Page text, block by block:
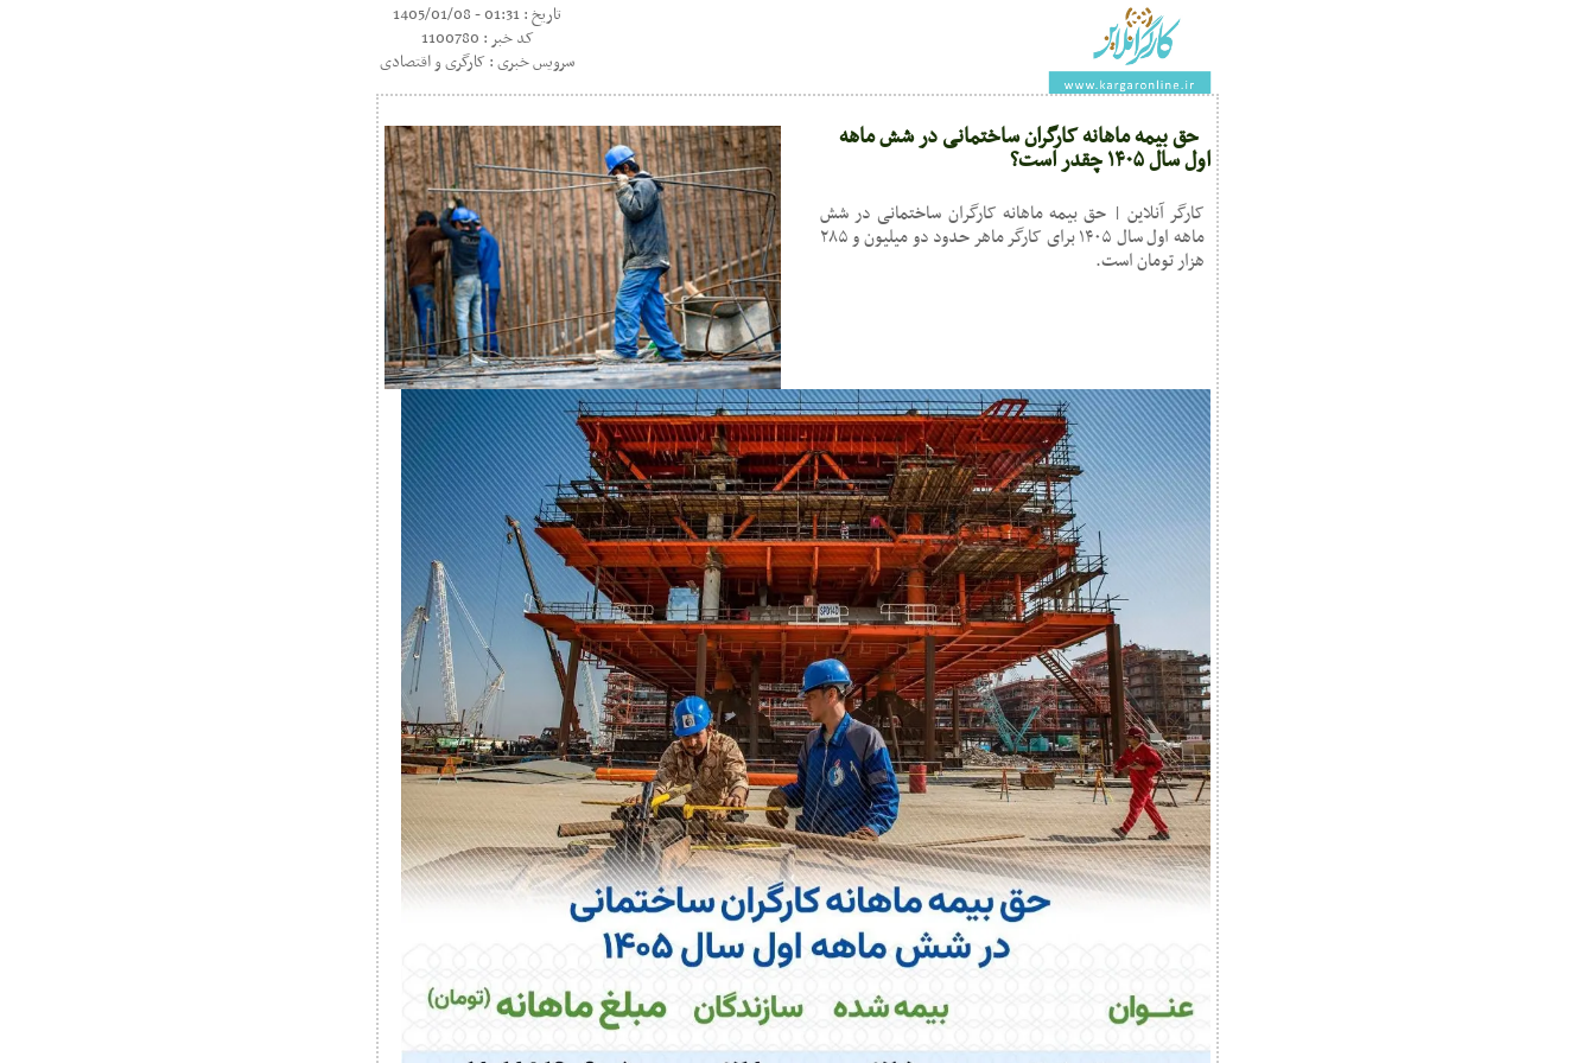
تاریخ : 01:31 - 1405/01/08
کد خبر : 1100780
سرویس خبری : کارگری و اقتصادی
حق بیمه ماهانه کارگران ساختمانی در شش ماهه
اول سال ۱۴۰۵ چقدر است؟
کارگر آنلاین | حق بیمه ماهانه کارگران ساختمانی در شش
ماهه اول سال ۱۴۰۵ برای کارگر ماهر حدود دو میلیون و ۲۸۵
هزار تومان است.